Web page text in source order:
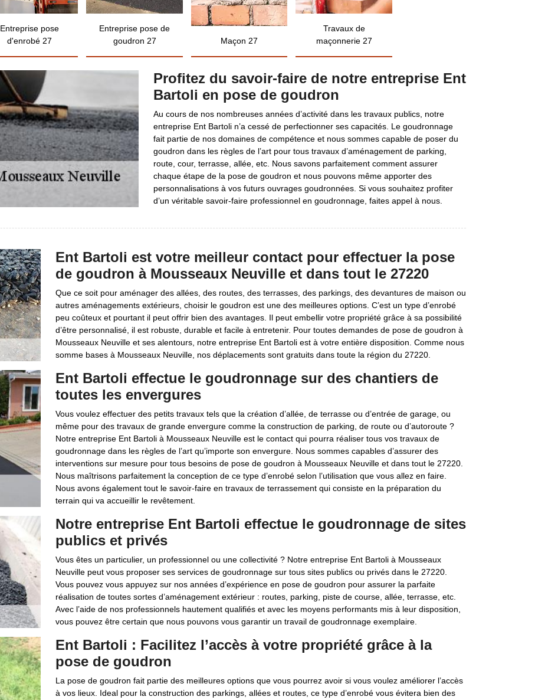
Entreprise pose
d'enrobé 27
Entreprise pose de
goudron 27
Maçon 27
Travaux de
maçonnerie 27
Profitez du savoir-faire de notre entreprise Ent
Bartoli en pose de goudron
Au cours de nos nombreuses années d’activité dans les travaux publics, notre
entreprise Ent Bartoli n’a cessé de perfectionner ses capacités. Le goudronnage
fait partie de nos domaines de compétence et nous sommes capable de poser du
goudron dans les règles de l’art pour tous travaux d’aménagement de parking,
route, cour, terrasse, allée, etc. Nous savons parfaitement comment assurer
chaque étape de la pose de goudron et nous pouvons même apporter des
personnalisations à vos futurs ouvrages goudronnées. Si vous souhaitez profiter
d’un véritable savoir-faire professionnel en goudronnage, faites appel à nous.
Ent Bartoli est votre meilleur contact pour effectuer la pose
de goudron à Mousseaux Neuville et dans tout le 27220
Que ce soit pour aménager des allées, des routes, des terrasses, des parkings, des devantures de maison ou
autres aménagements extérieurs, choisir le goudron est une des meilleures options. C’est un type d’enrobé
peu coûteux et pourtant il peut offrir bien des avantages. Il peut embellir votre propriété grâce à sa possibilité
d’être personnalisé, il est robuste, durable et facile à entretenir. Pour toutes demandes de pose de goudron à
Mousseaux Neuville et ses alentours, notre entreprise Ent Bartoli est à votre entière disposition. Comme nous
somme bases à Mousseaux Neuville, nos déplacements sont gratuits dans toute la région du 27220.
Ent Bartoli effectue le goudronnage sur des chantiers de
toutes les envergures
Vous voulez effectuer des petits travaux tels que la création d’allée, de terrasse ou d’entrée de garage, ou
même pour des travaux de grande envergure comme la construction de parking, de route ou d’autoroute ?
Notre entreprise Ent Bartoli à Mousseaux Neuville est le contact qui pourra réaliser tous vos travaux de
goudronnage dans les règles de l’art qu’importe son envergure. Nous sommes capables d’assurer des
interventions sur mesure pour tous besoins de pose de goudron à Mousseaux Neuville et dans tout le 27220.
Nous maîtrisons parfaitement la conception de ce type d’enrobé selon l’utilisation que vous allez en faire.
Nous avons également tout le savoir-faire en travaux de terrassement qui consiste en la préparation du
terrain qui va accueillir le revêtement.
Notre entreprise Ent Bartoli effectue le goudronnage de sites
publics et privés
Vous êtes un particulier, un professionnel ou une collectivité ? Notre entreprise Ent Bartoli à Mousseaux
Neuville peut vous proposer ses services de goudronnage sur tous sites publics ou privés dans le 27220.
Vous pouvez vous appuyez sur nos années d’expérience en pose de goudron pour assurer la parfaite
réalisation de toutes sortes d’aménagement extérieur : routes, parking, piste de course, allée, terrasse, etc.
Avec l’aide de nos professionnels hautement qualifiés et avec les moyens performants mis à leur disposition,
vous pouvez être certain que nous pouvons vous garantir un travail de goudronnage exemplaire.
Ent Bartoli : Facilitez l’accès à votre propriété grâce à la
pose de goudron
La pose de goudron fait partie des meilleures options que vous pourrez avoir si vous voulez améliorer l’accès
à vos lieux. Ideal pour la construction des parkings, allées et routes, ce type d’enrobé vous évitera bien des